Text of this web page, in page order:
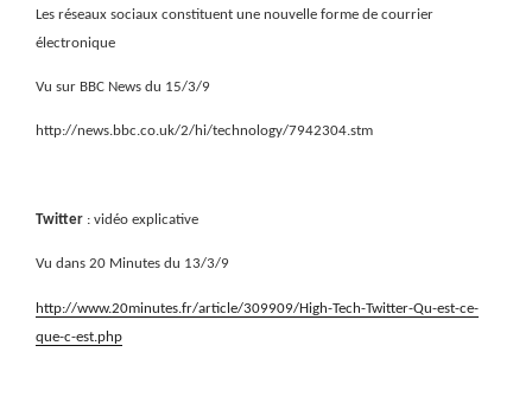
Les réseaux sociaux constituent une nouvelle forme de courrier
électronique
Vu sur BBC News du 15/3/9
http://news.bbc.co.uk/2/hi/technology/7942304.stm
Twitter : vidéo explicative
Vu dans 20 Minutes du 13/3/9
http://www.20minutes.fr/article/309909/High-Tech-Twitter-Qu-est-ce-
que-c-est.php